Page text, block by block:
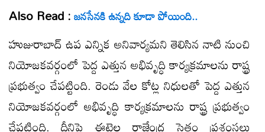
Also Read :జనసేనకి ఉన్నది కూడా పోయింది..
హుజురాబాద్ ఉప ఎన్నిక అనివార్యమని తెలిసిన నాటి నుంచి
నియోజకవర్గంలో పెద్ద ఎత్తున అభివృద్ధి కార్యక్రమాలను రాష్ట్ర
ప్రభుత్వం చేపట్టింది. రెండు వేల కోట్ల నిధులతో పెద్ద ఎత్తున
నియోజకవర్గంలో అభివృద్ధి కార్యక్రమాలను రాష్ట్ర ప్రభుత్వం
చేపట్టింది. దీనిపై ఈటెల రాజేంద్ర సైతం ప్రశంసలు